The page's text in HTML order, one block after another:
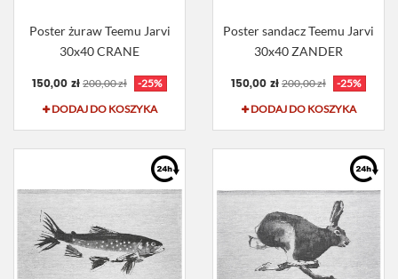
Poster żuraw Teemu Jarvi
30x40 CRANE
150,00 zł 200,00 zł
-25%
DODAJ DO KOSZYKA
Poster sandacz Teemu Jarvi
30x40 ZANDER
150,00 zł 200,00 zł
-25%
DODAJ DO KOSZYKA